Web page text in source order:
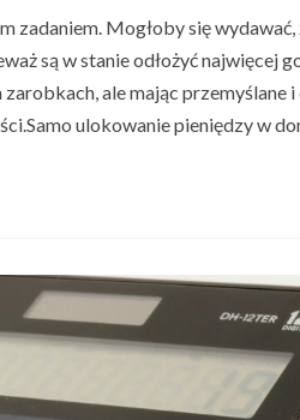
zadaniem. Mogłoby się
są w stanie odłożyć najwięcej
ale mając przemyślane
ulokowanie pieniędzy w